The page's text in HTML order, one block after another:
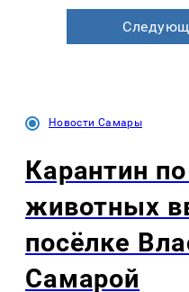
Новости Самары
Карантин
животных
посёлке
Самарой